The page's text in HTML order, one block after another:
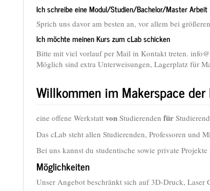
Ich schreibe eine Modul/Studien/Bachelor/Master Arbeit
Sprich uns davor am besten an, vor allem bei
Ich möchte meinen Kurs zum cLab schicken
Bitte mit viel vorlauf per Mail in Kontakt treten.
Möglich sind extra Unterweisungen, Lagerplatz für
Willkommen im Makerspace
eine offene Werkstatt von Studierenden für
Das cLab steht allen Studierenden, Professoren und
Bei uns kannst du studentische sowie private
Möglichkeiten
Unser Angebot beschränkt sich auf 3D-Druck,